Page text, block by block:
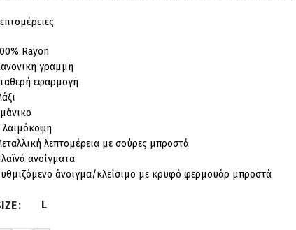
Rayon
γραμμή
εφαρμογή
λαιμόκοψη
λεπτομέρεια με σούρες μπροστά
ανοίγματα
άνοιγμα/κλείσιμο με κρυφό φερμουάρ μπροστά
L